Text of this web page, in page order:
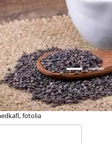
fotolia